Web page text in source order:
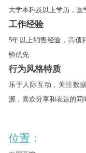
大学本科及以上学历，
工作经验
5年以上销售经验，高值
验优先
行为风格特质
乐于人际互动，关注数
源，喜欢分享和表达的同
位置：